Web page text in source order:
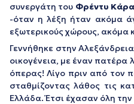
συνεργάτη του Φρέντυ
-όταν η λέξη ήταν ακόμα
εξωτερικούς χώρους, ακόμα
Γεννήθηκε στην
οικογένεια, με έναν πατέρα
όπερας! Λίγο πριν από τον
σταθμίζοντας λάθος τις
Ελλάδα. Έτσι έχασαν όλη την